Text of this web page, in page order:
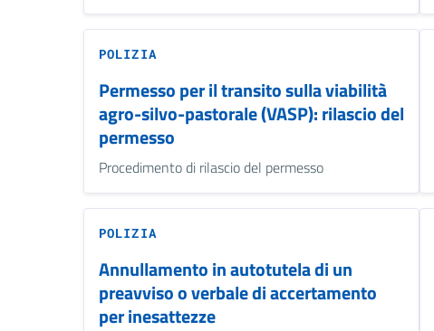
POLIZIA
Permesso per il transito sulla viabilità
agro-silvo-pastorale (VASP): rilascio del
permesso
Procedimento di rilascio del permesso
POLIZIA
Annullamento in autotutela di un
preavviso o verbale di accertamento
per inesattezze